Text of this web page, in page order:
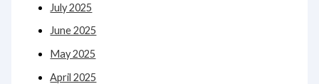
July 2025
June 2025
May 2025
April 2025